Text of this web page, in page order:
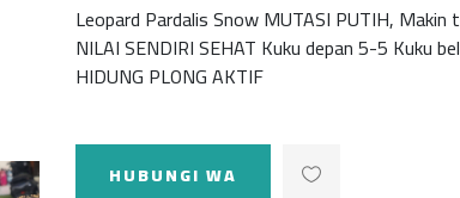
Leopard Pardalis Snow MUTASI PUTIH, Makin
NILAI SENDIRI SEHAT Kuku depan 5-5 Kuku
HIDUNG PLONG AKTIF
HUBUNGI WA